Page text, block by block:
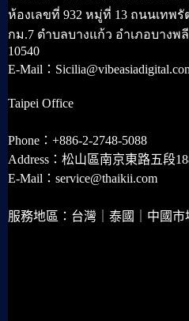
ห้องเลขที่ 932 หมู่ที่ 13 ถนนเทพ
กม.7 ตำบลบางแก้ว อำเภอบางพ
10540
E-Mail：
Taipei Office
Phone：+886-2-2748-5088
Address：松山區南京東路五段
E-Mail：service@thaikii.com
服務地區：台灣｜泰國｜中國市